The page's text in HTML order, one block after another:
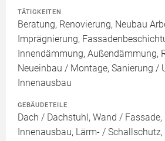
TÄTIGKEITEN
Beratung, Renovierung, Neubau
Imprägnierung,
Innendämmung, Außendämmung,
Neueinbau / Montage, Sanierung /
Innenausbau
GEBÄUDETEILE
Dach / Dachstuhl, Wand / Fassade,
Innenausbau, Lärm- /